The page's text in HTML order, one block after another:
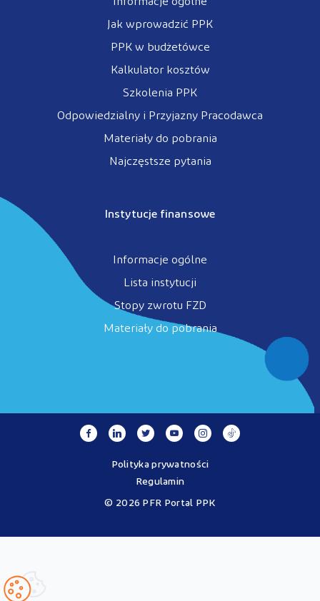
Jak wprowadzić PPK
PPK w budżetówce
Kalkulator kosztów
Szkolenia PPK
Odpowiedzialny i Przyjazny Pracodawca
Materiały do pobrania
Najczęstsze pytania
Instytucje finansowe
Informacje ogólne
Lista instytucji
Stopy zwrotu FZD
Materiały do pobrania
© 2026 PFR Portal PPK
Polityka prywatności
Regulamin
Ustawy o PPK przez operatora - PFR Portal PPK sp. z o.o., spółkę